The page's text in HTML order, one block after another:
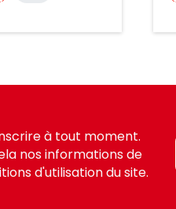
à tout moment.
nos informations de
d'utilisation du site.